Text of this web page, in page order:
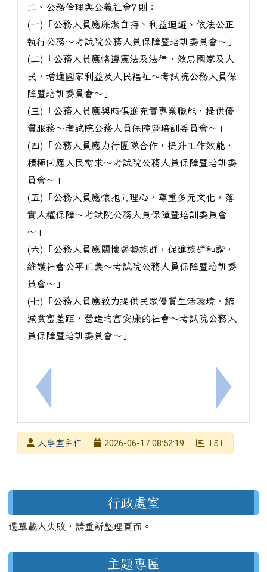
上一筆：115年度端午連假期間公務員廉政倫理規範
二、公務倫理與公義社會7則：
(一)「公務人員應廉潔自持、利益迴避、依法公正
執行公務～考試院公務人員保障暨培訓委員會～」
(二)「公務人員應恪遵憲法及法律，效忠國家及人
民，增進國家利益及人民福祉～考試院公務人員保
障暨培訓委員會～」
(三)「公務人員應與時俱進充實專業職能，提供優
質服務～考試院公務人員保障暨培訓委員會～」
(四)「公務人員應力行團隊合作，提升工作效能，
積極回應人民需求～考試院公務人員保障暨培訓委
員會～」
(五)「公務人員應懷抱同理心，尊重多元文化，落
實人權保障～考試院公務人員保障暨培訓委員會
～」
(六)「公務人員應關懷弱勢族群，促進族群和諧，
維護社會公平正義～考試院公務人員保障暨培訓委
員會～」
(七)「公務人員應致力提供民眾優質生活環境，縮
減貧富差距，營造均富安康的社會～考試院公務人
員保障暨培訓委員會～」
下一筆：
發布者人事室主任
2026-06-17 08:52:19 151
行政處室
選單載入失敗，請重新整理頁面。
主題專區